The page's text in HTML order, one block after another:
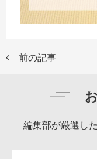
前の記事
編集部が厳選し